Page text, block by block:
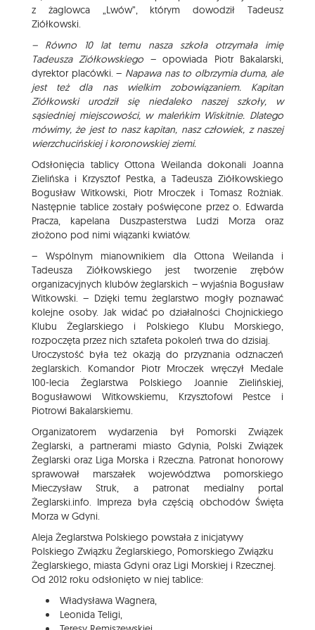
z żaglowca „Lwów”, którym dowodził Tadeusz
Ziółkowski.
– Równo 10 lat temu nasza szkoła otrzymała imię
Tadeusza Ziółkowskiego – opowiada Piotr Bakalarski,
dyrektor placówki. – Napawa nas to olbrzymia duma, ale
jest też dla nas wielkim zobowiązaniem. Kapitan
Ziółkowski urodził się niedaleko naszej szkoły, w
sąsiedniej miejscowości, w maleńkim Wiskitnie. Dlatego
mówimy, że jest to nasz kapitan, nasz człowiek, z naszej
wierzchucińskiej i koronowskiej ziemi.
Odsłonięcia tablicy Ottona Weilanda dokonali Joanna
Zielińska i Krzysztof Pestka, a Tadeusza Ziółkowskiego
Bogusław Witkowski, Piotr Mroczek i Tomasz Rożniak.
Następnie tablice zostały poświęcone przez o. Edwarda
Pracza, kapelana Duszpasterstwa Ludzi Morza oraz
złożono pod nimi wiązanki kwiatów.
– Wspólnym mianownikiem dla Ottona Weilanda i
Tadeusza Ziółkowskiego jest tworzenie zrębów
organizacyjnych klubów żeglarskich – wyjaśnia Bogusław
Witkowski. – Dzięki temu żeglarstwo mogły poznawać
kolejne osoby. Jak widać po działalności Chojnickiego
Klubu Żeglarskiego i Polskiego Klubu Morskiego,
rozpoczęta przez nich sztafeta pokoleń trwa do dzisiaj.
Uroczystość była też okazją do przyznania odznaczeń
żeglarskich. Komandor Piotr Mroczek wręczył Medale
100-lecia Żeglarstwa Polskiego Joannie Zielińskiej,
Bogusławowi Witkowskiemu, Krzysztofowi Pestce i
Piotrowi Bakalarskiemu.
Organizatorem wydarzenia był Pomorski Związek
Żeglarski, a partnerami miasto Gdynia, Polski Związek
Żeglarski oraz Liga Morska i Rzeczna. Patronat honorowy
sprawował marszałek województwa pomorskiego
Mieczysław Struk, a patronat medialny portal
Żeglarski.info. Impreza była częścią obchodów Święta
Morza w Gdyni.
Aleja Żeglarstwa Polskiego powstała z inicjatywy
Polskiego Związku Żeglarskiego, Pomorskiego Związku
Żeglarskiego, miasta Gdyni oraz Ligi Morskiej i Rzecznej.
Od 2012 roku odsłonięto w niej tablice:
Władysława Wagnera,
Leonida Teligi,